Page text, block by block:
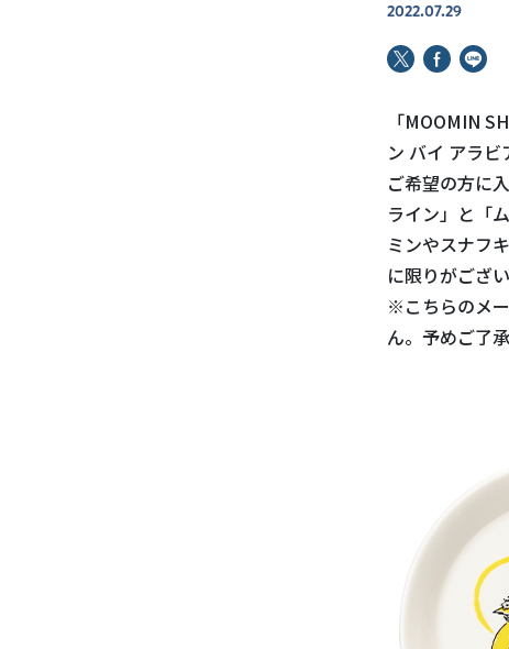
2022.07.29
「MOOMIN
ン バイ アラ
ご希望の方に
ライン」と「
ミンやスナフ
に限りがござ
※こちらのメ
ん。予めご了